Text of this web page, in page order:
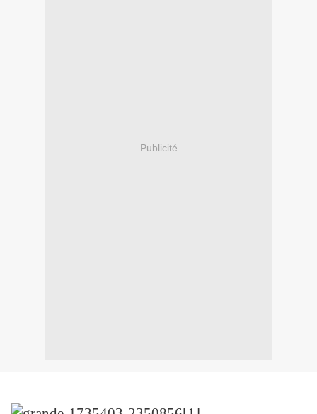
Publicité